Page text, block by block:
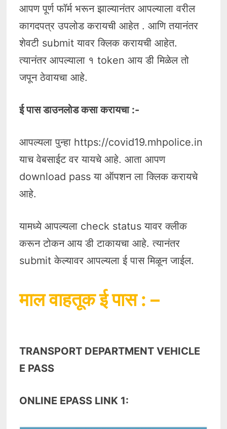
आपण पूर्ण फॉर्म भरून झाल्यानंतर आपल्याला वरील
कागदपत्र उपलोड करायची आहेत . आणि तयानंतर
शेवटी submit यावर क्लिक करायची आहेत.
त्यानंतर आपल्याला १ token आय डी मिळेल तो
जपून ठेवायचा आहे.
ई पास डाउनलोड कसा करायचा :-
आपल्यला पुन्हा https://covid19.mhpolice.in
याच वेबसाईट वर यायचे आहे. आता आपण
download pass या ऑपशन ला क्लिक करायचे
आहे.
यामध्ये आपल्यला check status यावर क्लीक
करून टोकन आय डी टाकायचा आहे. त्यानंतर
submit केल्यावर आपल्यला ई पास मिळून जाईल.
माल वाहतूक ई पास : –
TRANSPORT DEPARTMENT VEHICLE
E PASS
ONLINE EPASS LINK 1: